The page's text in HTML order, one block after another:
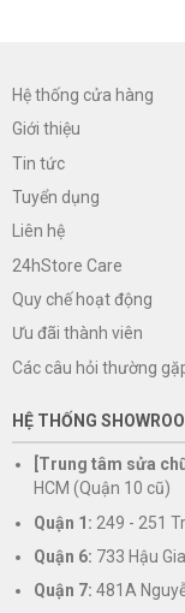
Hệ thống cửa hàng
Giới thiệu
Tin tức
Tuyển dụng
Liên hệ
24hStore Care
Quy chế hoạt động
Ưu đãi thành viên
Các câu hỏi thường
HỆ THỐNG
[Trung tâm sửa
HCM (Quận 10 cũ)
Quận 1: 249 - 251
Quận 6: 733 Hậu
Quận 7: 481A